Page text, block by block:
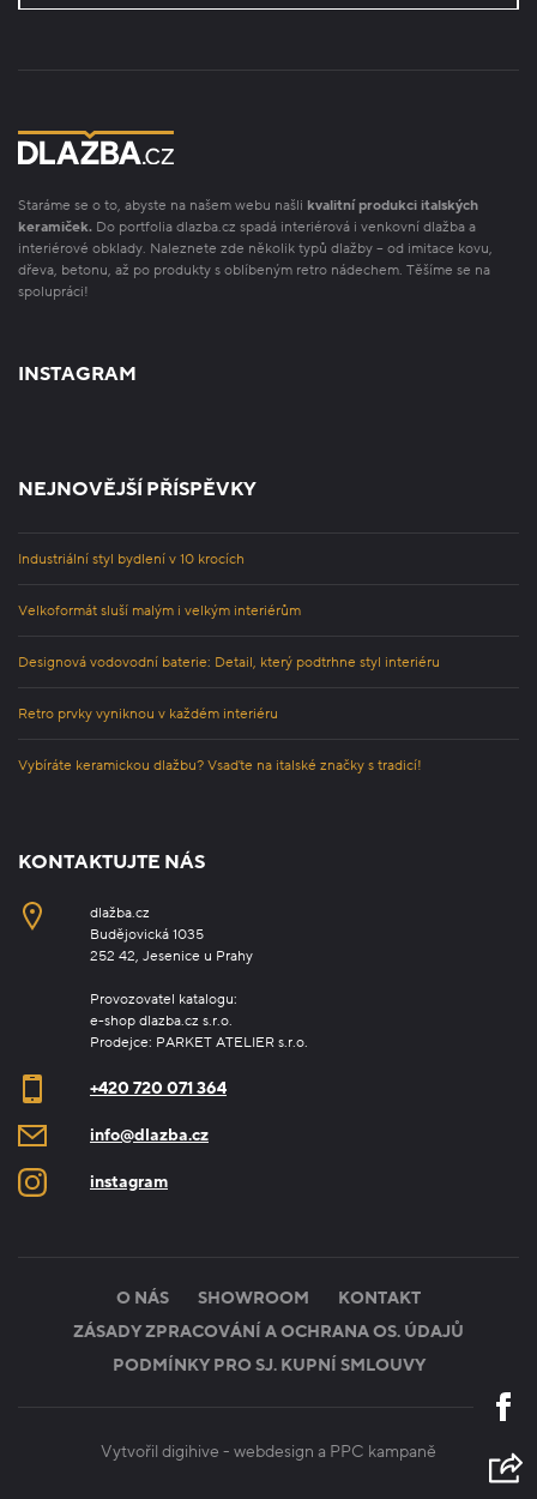
Staráme se o to, abyste na našem webu našli kvalitní produkci italských
keramiček. Do portfolia dlazba.cz spadá interiérová i venkovní dlažba a
interiérové obklady. Naleznete zde několik typů dlažby – od imitace kovu,
dřeva, betonu, až po produkty s oblíbeným retro nádechem. Těšíme se na
spolupráci!
INSTAGRAM
NEJNOVĚJŠÍ PŘÍSPĚVKY
Industriální styl bydlení v 10 krocích
Velkoformát sluší malým i velkým interiérům
Designová vodovodní baterie: Detail, který podtrhne styl interiéru
Retro prvky vyniknou v každém interiéru
Vybíráte keramickou dlažbu? Vsaďte na italské značky s tradicí!
KONTAKTUJTE NÁS
dlažba.cz
Budějovická 1035
252 42, Jesenice u Prahy
Provozovatel katalogu:
e-shop dlazba.cz s.r.o.
Prodejce: PARKET ATELIER s.r.o.
+420 720 071 364
info@dlazba.cz
instagram
O NÁS SHOWROOM
KONTAKT
ZÁSADY ZPRACOVÁNÍ A OCHRANA OS. ÚDAJŮ
PODMÍNKY PRO SJ. KUPNÍ SMLOUVY
Vytvořil digihive - webdesign a PPC kampaně